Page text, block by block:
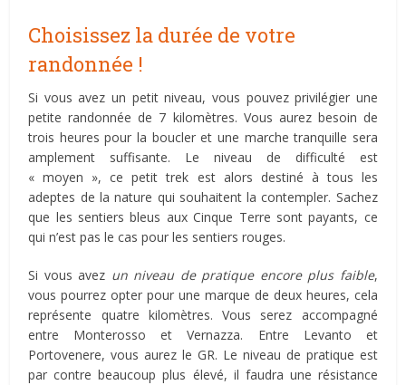
Choisissez la durée de votre
randonnée !
Si vous avez un petit niveau, vous pouvez privilégier une
petite randonnée de 7 kilomètres. Vous aurez besoin de
trois heures pour la boucler et une marche tranquille sera
amplement suffisante. Le niveau de difficulté est
« moyen », ce petit trek est alors destiné à tous les
adeptes de la nature qui souhaitent la contempler. Sachez
que les sentiers bleus aux Cinque Terre sont payants, ce
qui n’est pas le cas pour les sentiers rouges.
Si vous avez un niveau de pratique encore plus faible,
vous pourrez opter pour une marque de deux heures, cela
représente quatre kilomètres. Vous serez accompagné
entre Monterosso et Vernazza. Entre Levanto et
Portovenere, vous aurez le GR. Le niveau de pratique est
par contre beaucoup plus élevé, il faudra une résistance